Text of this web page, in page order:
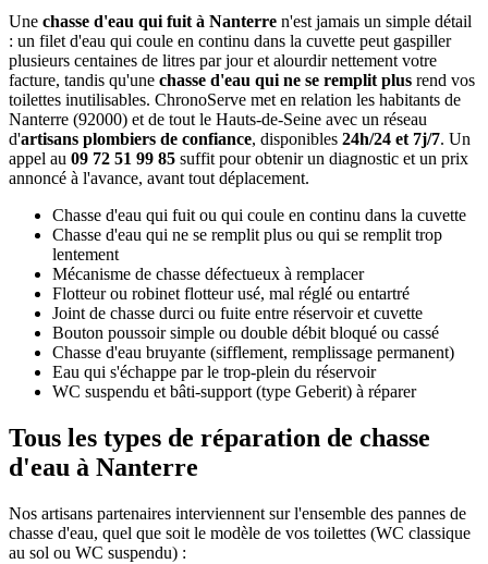
Une chasse d'eau qui fuit à Nanterre n'est jamais un simple détail
: un filet d'eau qui coule en continu dans la cuvette peut gaspiller
plusieurs centaines de litres par jour et alourdir nettement votre
facture, tandis qu'une chasse d'eau qui ne se remplit plus rend vos
toilettes inutilisables. ChronoServe met en relation les habitants de
Nanterre (92000) et de tout le Hauts-de-Seine avec un réseau
d'artisans plombiers de confiance, disponibles 24h/24 et 7j/7. Un
appel au 09 72 51 99 85 suffit pour obtenir un diagnostic et un prix
annoncé à l'avance, avant tout déplacement.
Chasse d'eau qui fuit ou qui coule en continu dans la cuvette
Chasse d'eau qui ne se remplit plus ou qui se remplit trop
lentement
Mécanisme de chasse défectueux à remplacer
Flotteur ou robinet flotteur usé, mal réglé ou entartré
Joint de chasse durci ou fuite entre réservoir et cuvette
Bouton poussoir simple ou double débit bloqué ou cassé
Chasse d'eau bruyante (sifflement, remplissage permanent)
Eau qui s'échappe par le trop-plein du réservoir
WC suspendu et bâti-support (type Geberit) à réparer
Tous les types de réparation de chasse
d'eau à Nanterre
Nos artisans partenaires interviennent sur l'ensemble des pannes de
chasse d'eau, quel que soit le modèle de vos toilettes (WC classique
au sol ou WC suspendu) :